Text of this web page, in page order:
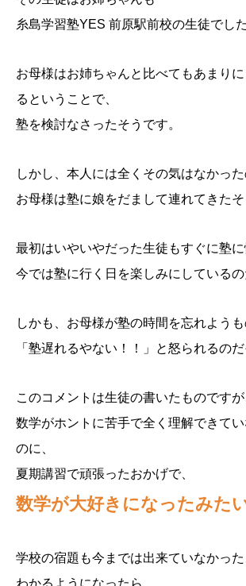
糸島学習塾YES 前原駅前校の生徒でした
お母様はお姉ちゃんと比べてもあまり
るということで、
塾を検討なさったそうです。
しかし、本人には全くその気はなかった
お母様は塾に娘をだまして連れてきたそ
最初はいやいやだった生徒もすぐに塾に
今では塾に行く日を楽しみにしているの
しかも、お母様が塾の時間を忘れよう
「塾遅れるやない！！」と怒られるの
このコメントは生徒の書いたものですが
数学がホントに苦手で全く理解できて
のに、
夏期講習で頑張ったおかげで、
数学が大好きになったみた
学校の宿題も今までは出来ていなかった
わかるようになったら、